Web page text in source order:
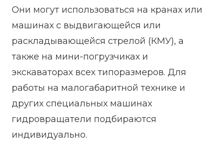
Они могут использоваться на кранах или
машинах с выдвигающейся или
раскладывающейся стрелой (КМУ), а
также на мини-погрузчиках и
экскаваторах всех типоразмеров. Для
работы на малогабаритной технике и
других специальных машинах
гидровращатели подбираются
индивидуально.